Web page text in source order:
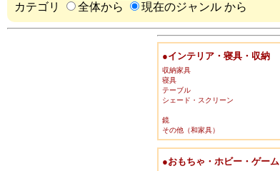
カテゴリ
全体から 現在のジャンル から
●インテリア・寝具・収納
収納家具
寝具
テーブル
シェード・スクリーン
鏡
その他（和家具）
●おもちゃ・ホビー・ゲーム